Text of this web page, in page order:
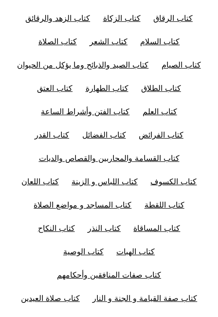
كتاب الرقاق كتاب الزكاة كتاب الزهد والرقائق
كتاب السلام كتاب الشعر كتاب الصلاة
كتاب الصيام كتاب الصيد والذبائح وما يؤكل من الحيوان
كتاب الطلاق كتاب الطهارة كتاب العتق
كتاب العلم كتاب الفتن وأشراط الساعة
كتاب الفرائض كتاب الفضائل كتاب القدر
كتاب القسامة والمحاربين والقصاص والديات
كتاب الكسوف كتاب اللباس و الزينة كتاب اللعان
كتاب اللقطة كتاب المساجد و مواضع الصلاة
كتاب المساقاة كتاب النذر كتاب النكاح
كتاب الهبات كتاب الوصية
كتاب صفات المنافقين وأحكامهم
كتاب صفة القيامة و الجنة و النار كتاب صلاة العيدين